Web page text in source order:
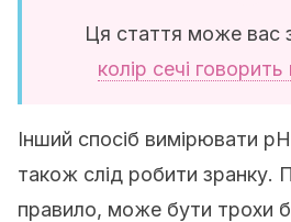
Ця стаття може вас
колір сечі
Інший спосіб вимірювати
також слід робити зранку.
правило, може бути трохи